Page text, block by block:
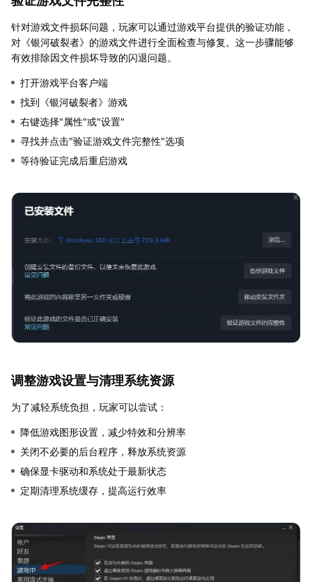
针对游戏文件损坏问题，玩家可以通过游戏平台提供的验证功能，
对《银河破裂者》的游戏文件进行全面检查与修复。这一步骤能够
有效排除因文件损坏导致的闪退问题。
打开游戏平台客户端
找到《银河破裂者》游戏
右键选择"属性"或"设置"
寻找并点击"验证游戏文件完整性"选项
等待验证完成后重启游戏
调整游戏设置与清理系统资源
为了减轻系统负担，玩家可以尝试：
降低游戏图形设置，减少特效和分辨率
关闭不必要的后台程序，释放系统资源
确保显卡驱动和系统处于最新状态
定期清理系统缓存，提高运行效率